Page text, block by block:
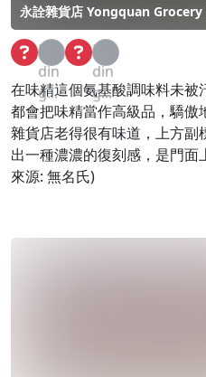
永詮雜貨店 Yongquan
Loa
din
g...
Loa
din
g...
在味精這個氨基酸調味料未
都會把味精當作高級品，驕
雜貨店老得很有味道，上方
出一種濃濃的復刻感，是門
來源: 無名氏)